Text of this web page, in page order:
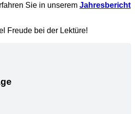
Sie in unserem Jahresbericht
Freude bei der Lektüre!